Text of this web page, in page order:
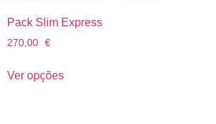
Pack Slim Express
270,00 €
Ver opções